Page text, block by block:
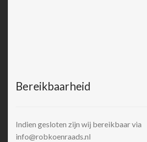
Bereikbaarheid
Indien gesloten zijn wij bereikbaar via
info@robkoenraads.nl